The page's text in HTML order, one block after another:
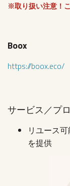
※取り扱い注意！
Boox
https://boox.eco/
サービス／プ
リユース
を提供